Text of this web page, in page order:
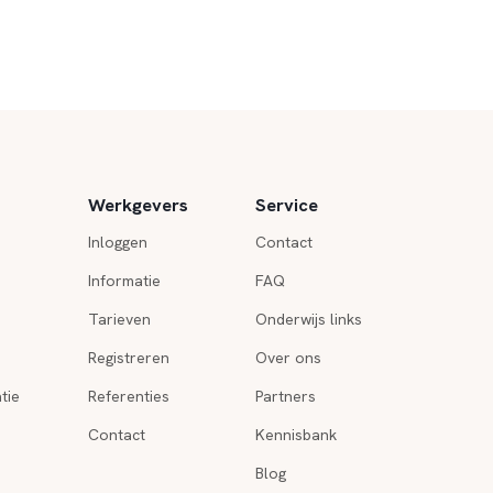
Werkgevers
Inloggen
Informatie
Tarieven
Registreren
Referenties
Contact
Service
Contact
FAQ
Onderwijs links
Over ons
Partners
Kennisbank
Blog